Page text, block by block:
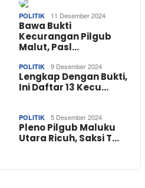
POLITIK 11 Desember 2024
Bawa Bukti
Kecurangan Pilgub
Malut, Pasl…
POLITIK 9 Desember 2024
Lengkap Dengan Bukti,
Ini Daftar 13 Kecu…
POLITIK 5 Desember 2024
Pleno Pilgub Maluku
Utara Ricuh, Saksi T…